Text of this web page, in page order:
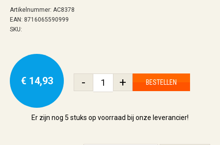
Artikelnummer: AC8378
EAN: 8716065590999
SKU:
€ 14,93 - + BESTELLEN
Er zijn nog 5 stuks op voorraad bij onze leverancier!